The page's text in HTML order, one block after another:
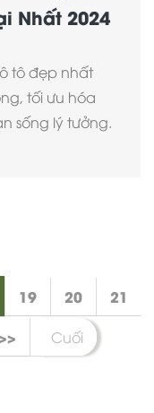
Nhất 2024
tô đẹp nhất
tối ưu hóa
sống lý tưởng.
19 20
21
Cuối